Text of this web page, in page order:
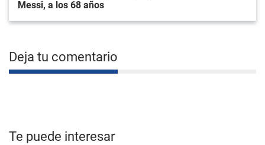
Messi, a los 68 años
Deja tu comentario
Te puede interesar